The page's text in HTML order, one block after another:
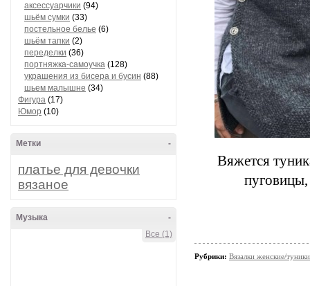
аксессуарчики (94)
шьём сумки (33)
постельное белье (6)
шьём тапки (2)
переделки (36)
портняжка-самоучка (128)
украшения из бисера и бусин (88)
шьем малышне (34)
Фигура (17)
Юмор (10)
-
Метки
платье для девочки
вязаное
-
Музыка
Все (1)
Вяжется
пуговицы,
Рубрики: Вязалки женские/